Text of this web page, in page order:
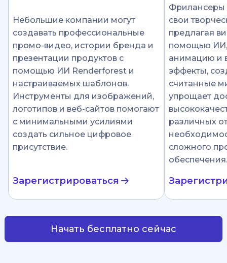
Небольшие компании могут
создавать профессиональные
промо-видео, истории бренда и
презентации продуктов с
помощью ИИ Renderforest и
настраиваемых шаблонов.
Инструменты для изображений,
логотипов и веб-сайтов помогают
с минимальными усилиями
создать сильное цифровое
присутствие.
Зарегистрироваться
Фрилансеры
свои
предлагая
помощью
анимацию и
эффекты,
считанные
упрощает
различных
сложного
обеспечения.
Начать бесплатно сейчас